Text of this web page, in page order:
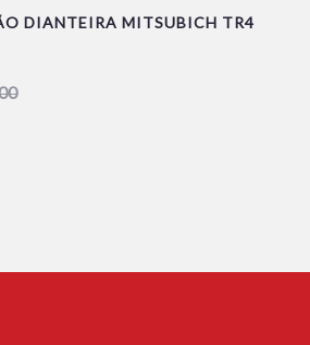
DIANTEIRA MITSUBICH TR4